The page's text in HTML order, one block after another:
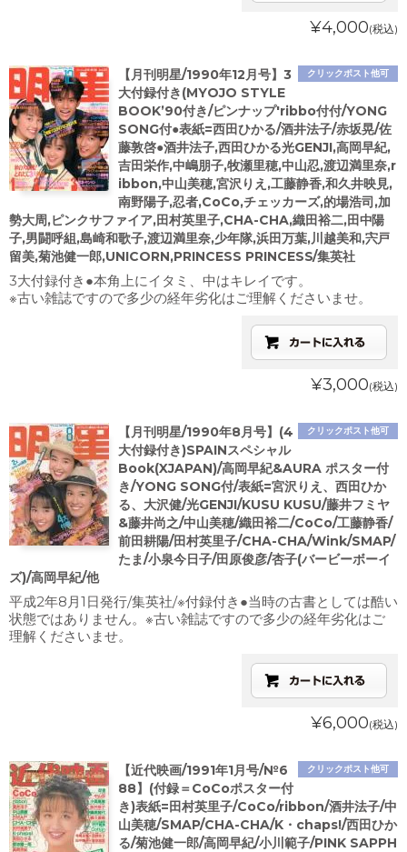
¥4,000(税込)
クリックポスト他可
【月刊明星/1990年12月号】3
大付録付き(MYOJO STYLE
BOOK’90付き/ピンナップ'ribbo付付/YONG
SONG付●表紙=西田ひかる/酒井法子/赤坂晃/佐
藤敦啓●酒井法子,西田ひかる光GENJI,高岡早紀,
吉田栄作,中嶋朋子,牧瀬里穂,中山忍,渡辺満里奈,r
ibbon,中山美穂,宮沢りえ,工藤静香,和久井映見,
南野陽子,忍者,CoCo,チェッカーズ,的場浩司,加
勢大周,ピンクサファイア,田村英里子,CHA-CHA,織田裕二,田中陽
子,男闘呼組,島崎和歌子,渡辺満里奈,少年隊,浜田万葉,川越美和,宍戸
留美,菊池健一郎,UNICORN,PRINCESS PRINCESS/集英社
3大付録付き●本角上にイタミ、中はキレイです。
※古い雑誌ですので多少の経年劣化はご理解くださいませ。
¥3,000(税込)
クリックポスト他可
【月刊明星/1990年8月号】(4
大付録付き)SPAINスペシャル
Book(XJAPAN)/高岡早紀&AURA ポスター付
き/YONG SONG付/表紙=宮沢りえ、西田ひか
る、大沢健/光GENJI/KUSU KUSU/藤井フミヤ
&藤井尚之/中山美穂/織田裕二/CoCo/工藤静香/
前田耕陽/田村英里子/CHA-CHA/Wink/SMAP/
たま/小泉今日子/田原俊彦/杏子(バービーボーイ
ズ)/高岡早紀/他
平成2年8月1日発行/集英社/※付録付き●当時の古書としては酷い
状態ではありません。※古い雑誌ですので多少の経年劣化はご
理解くださいませ。
¥6,000(税込)
クリックポスト他可
【近代映画/1991年1月号/№6
88】(付録＝CoCoポスター付
き)表紙=田村英里子/CoCo/ribbon/酒井法子/中
山美穂/SMAP/CHA-CHA/K・chaps!/西田ひか
る/菊池健一郎/高岡早紀/小川範子/PINK SAPPH